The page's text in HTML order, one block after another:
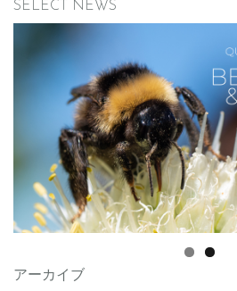
SELECT NEWS
アーカイブ